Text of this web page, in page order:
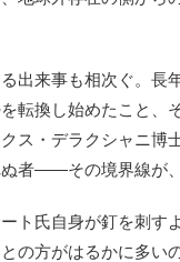
出来事も相次ぐ。長
転換し始めたこと、
ス・デラクシャニ博
者——その境界線が
ト氏自身が釘を刺す
の方がはるかに多い